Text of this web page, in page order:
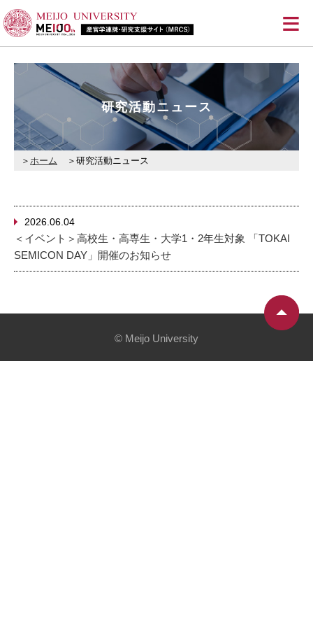
≡
研究活動ニュース
ホーム 研究活動ニュース
2026.06.04
＜イベント＞高校生・高専生・大学1・2年生対象 「TOKAI
SEMICON DAY」開催のお知らせ
© Meijo University